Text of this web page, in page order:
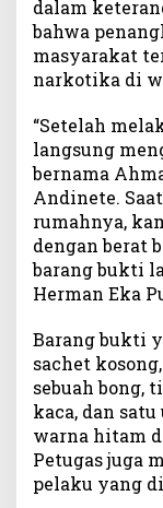
dalam
bahwa
masyarakat
narkotika di
“Setelah
langsung
bernama
Andinete.
rumahnya,
dengan berat
barang bukti
Herman Eka
Barang bukti
sachet
sebuah bong,
kaca, dan
warna hitam
Petugas juga
pelaku yang